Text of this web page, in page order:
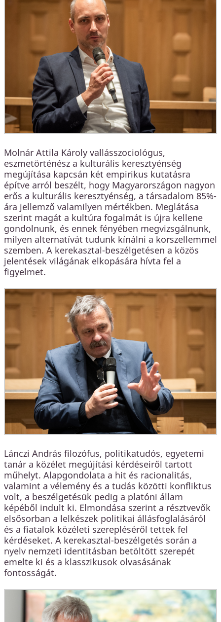
Molnár Attila Károly vallásszociológus,
eszmetörténész a kulturális keresztyénség
megújítása kapcsán két empirikus kutatásra
építve arról beszélt, hogy Magyarországon nagyon
erős a kulturális keresztyénség, a társadalom 85%-
ára jellemző valamilyen mértékben. Meglátása
szerint magát a kultúra fogalmát is újra kellene
gondolnunk, és ennek fényében megvizsgálnunk,
milyen alternatívát tudunk kínálni a korszellemmel
szemben. A kerekasztal-beszélgetésen a közös
jelentések világának elkopására hívta fel a
figyelmet.
Lánczi András filozófus, politikatudós, egyetemi
tanár a közélet megújítási kérdéseiről tartott
műhelyt. Alapgondolata a hit és racionalitás,
valamint a vélemény és a tudás közötti konfliktus
volt, a beszélgetésük pedig a platóni állam
képéből indult ki. Elmondása szerint a résztvevők
elsősorban a lelkészek politikai állásfoglalásáról
és a fiatalok közéleti szerepléséről tettek fel
kérdéseket. A kerekasztal-beszélgetés során a
nyelv nemzeti identitásban betöltött szerepét
emelte ki és a klasszikusok olvasásának
fontosságát.